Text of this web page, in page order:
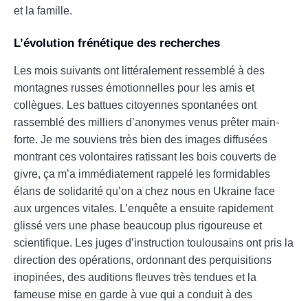
et la famille.
L’évolution frénétique des recherches
Les mois suivants ont littéralement ressemblé à des
montagnes russes émotionnelles pour les amis et
collègues. Les battues citoyennes spontanées ont
rassemblé des milliers d’anonymes venus prêter main-
forte. Je me souviens très bien des images diffusées
montrant ces volontaires ratissant les bois couverts de
givre, ça m’a immédiatement rappelé les formidables
élans de solidarité qu’on a chez nous en Ukraine face
aux urgences vitales. L’enquête a ensuite rapidement
glissé vers une phase beaucoup plus rigoureuse et
scientifique. Les juges d’instruction toulousains ont pris la
direction des opérations, ordonnant des perquisitions
inopinées, des auditions fleuves très tendues et la
fameuse mise en garde à vue qui a conduit à des